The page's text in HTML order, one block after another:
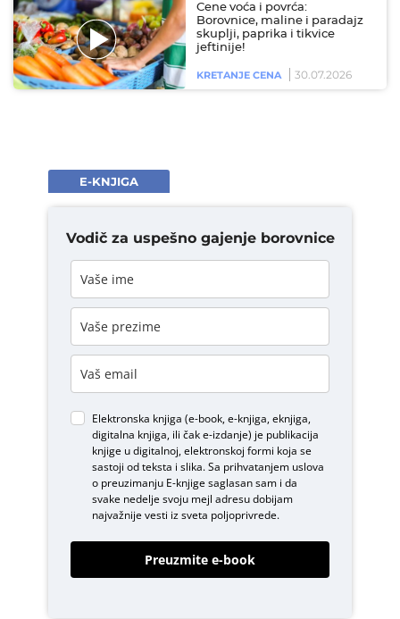
Cene voća i povrća:
Borovnice, maline i paradajz
skuplji, paprika i tikvice
jeftinije!
KRETANJE CENA 30.07.2026
E-KNJIGA
Vodič za uspešno gajenje borovnice
Elektronska knjiga (e-book, e-knjiga, eknjiga,
digitalna knjiga, ili čak e-izdanje) je publikacija
knjige u digitalnoj, elektronskoj formi koja se
sastoji od teksta i slika. Sa prihvatanjem uslova
o preuzimanju E-knjigesaglasan sam i da
svake nedelje svoju mejl adresu dobijam
najvažnije vesti iz sveta poljoprivrede.
Preuzmite e-book